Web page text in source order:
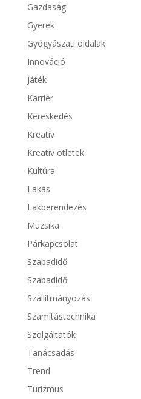
Gazdaság
Gyerek
Gyógyászati oldalak
Innováció
Játék
Karrier
Kereskedés
Kreatív
Kreatív ötletek
Kultúra
Lakás
Lakberendezés
Muzsika
Párkapcsolat
Szabadidő
Szabadidő
Szállítmányozás
Számítástechnika
Szolgáltatók
Tanácsadás
Trend
Turizmus